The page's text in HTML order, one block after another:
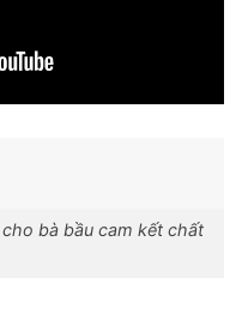
bà bầu cam kết chất